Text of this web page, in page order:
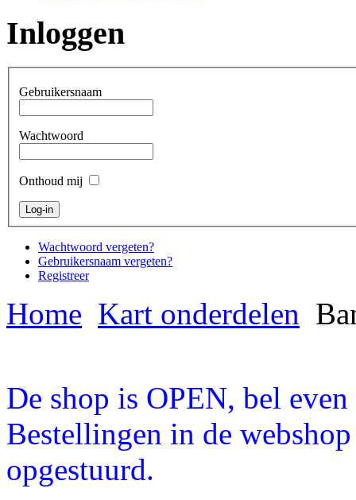
Inloggen
Gebruikersnaam
Wachtwoord
Onthoud mij
Wachtwoord vergeten?
Gebruikersnaam vergeten?
Registreer
Home Kart onderdelen
De shop is OPEN, bel
Bestellingen in de
opgestuurd.